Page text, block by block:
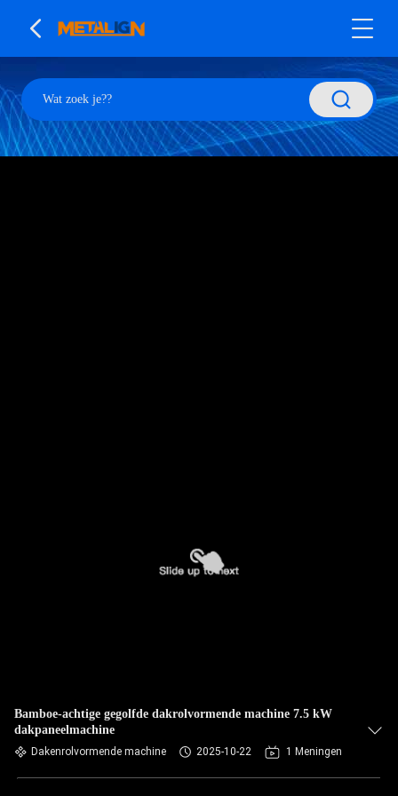
Bamboe-achtige gegolfde dakrolvormende machine 7.5 kW
dakpaneelmachine
Dakenrolvormende machine 2025-10-22 1 Meningen